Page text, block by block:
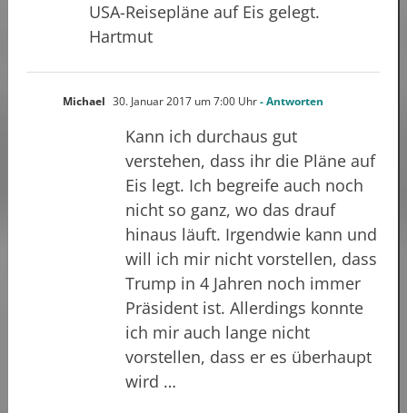
USA-Reisepläne auf Eis gelegt.
Hartmut
Michael 30. Januar 2017 um 7:00 Uhr- Antworten
Kann ich durchaus gut
verstehen, dass ihr die Pläne auf
Eis legt. Ich begreife auch noch
nicht so ganz, wo das drauf
hinaus läuft. Irgendwie kann und
will ich mir nicht vorstellen, dass
Trump in 4 Jahren noch immer
Präsident ist. Allerdings konnte
ich mir auch lange nicht
vorstellen, dass er es überhaupt
wird …